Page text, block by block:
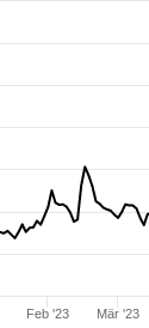
Feb '23 Mär '23